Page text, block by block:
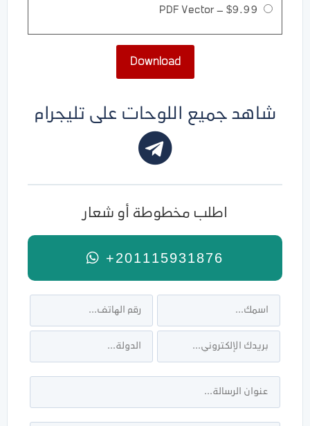
PDF Vector– $9.99
Download
شاهد جميع اللوحات على تليجرام
اطلب مخطوطة أو شعار
+201115931876